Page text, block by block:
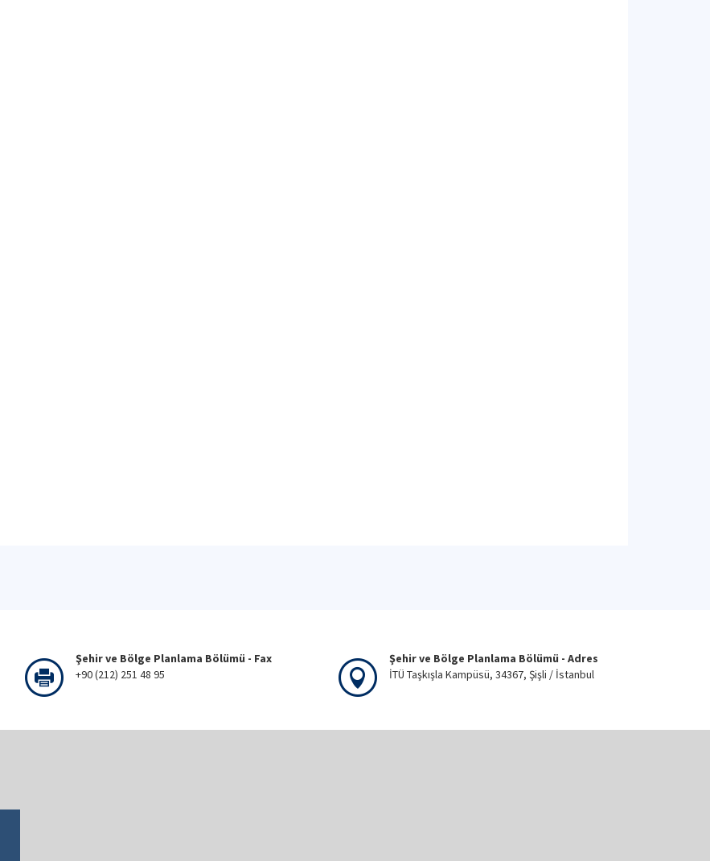
Şehir ve Bölge Planlama Bölümü - Fax
+90 (212) 251 48 95
Şehir ve Bölge Planlama Bölümü - Adres
İTÜ Taşkışla Kampüsü, 34367, Şişli / İstanbul